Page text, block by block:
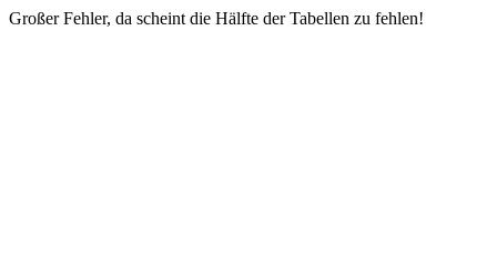
Großer Fehler, da scheint die Hälfte der Tabellen zu fehlen!